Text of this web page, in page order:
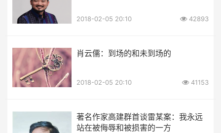
2018-02-05 20:10 42893
肖云儒：到场的和未到场的
2018-02-05 20:10 41153
著名作家高建群首谈雷某案：我永远
站在被侮辱和被损害的一方